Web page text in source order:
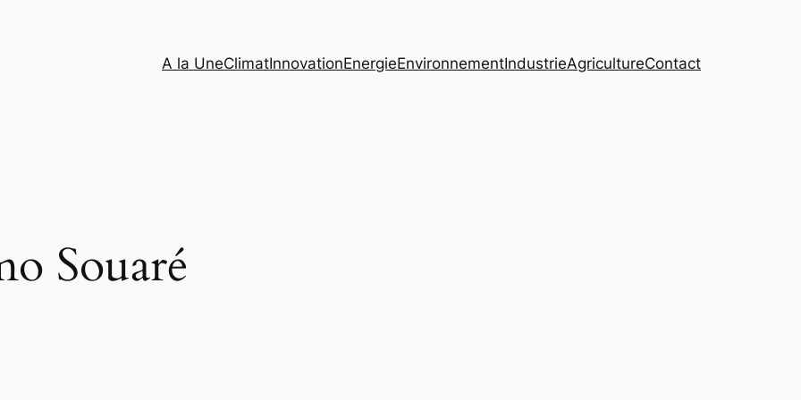
A la UneClimatInnovationEnergieEnvironnementIndustrieAgricultureContact
Souaré